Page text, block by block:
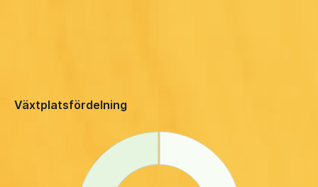
Växtplatsfördelning